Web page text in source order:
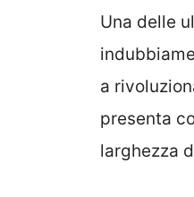
Una delle
a
presenta
larghezza